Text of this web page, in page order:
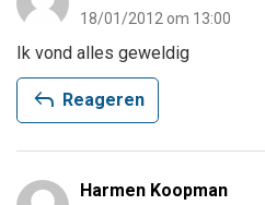
18/01/2012 om 13:00
Ik vond alles geweldig
reply Reageren
Harmen Koopman